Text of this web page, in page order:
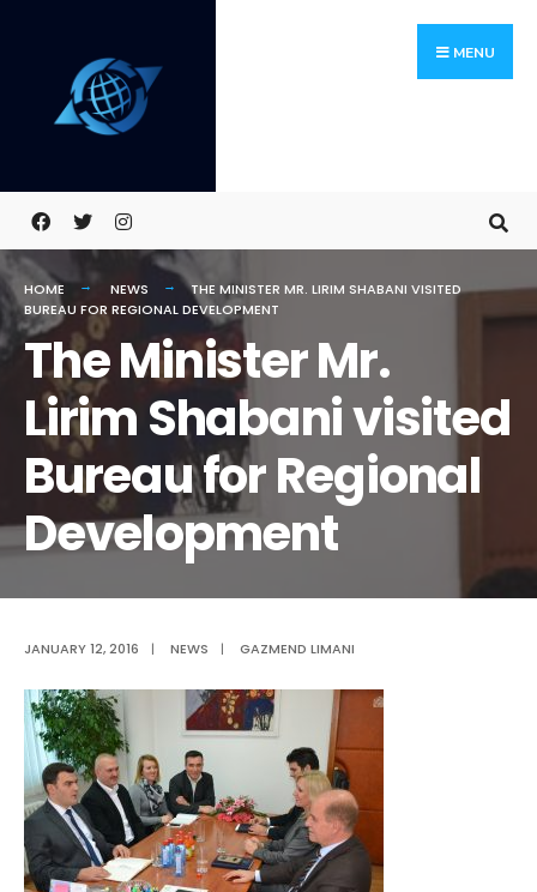
content
MENU
HOME NEWS
THE MINISTER MR. LIRIM SHABANI VISITED
BUREAU FOR REGIONAL DEVELOPMENT
The Minister Mr.
Lirim Shabani visited
Bureau for Regional
Development
JANUARY 12, 2016 | NEWS | GAZMEND LIMANI